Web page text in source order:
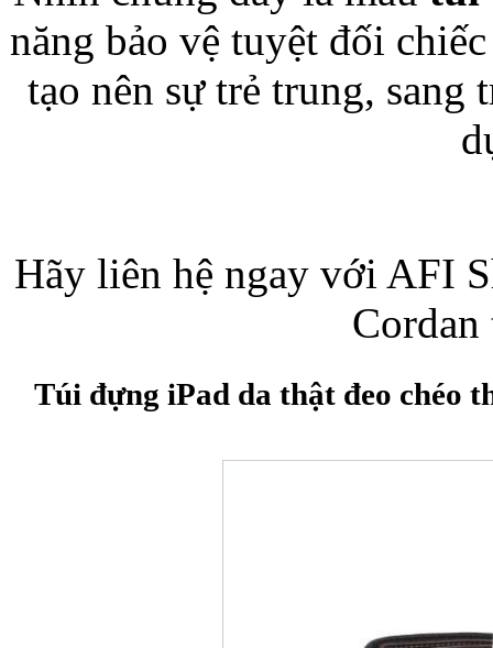
Bao da
năng bảo vệ tuyệt đối
tạo nên sự trẻ trung,
Hãy liên hệ ngay với AFI
Túi đựng iPad da thật đeo chéo